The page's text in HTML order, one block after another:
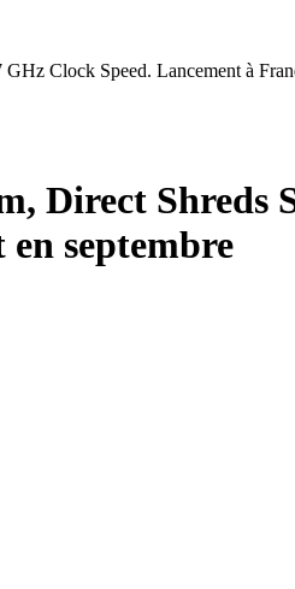
Clock Speed. Lancement à
Direct
septembre